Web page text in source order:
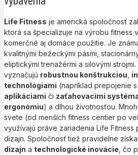
Life Fitness je americká spoločnosť
ktorá sa špecializuje na výrobu fitness
komerčné aj domáce použitie. Je
kvalitnými bežeckými pásmi,
eliptickými trenažérmi a silovými strojmi.
vyznačujú robustnou konštrukciou
technológiami (napríklad prepojenie s
aplikáciami či zaťahovacími
ergonómiu) a dlhou životnosťou.
svete (od menších fitness centier po
využívajú práve zariadenia Life Fitness
dizajn. Spoločnosť tiež pravidelne
dizajn a technologické inovácie , čo